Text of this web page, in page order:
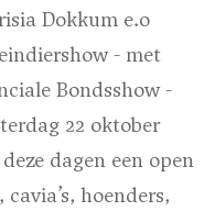
Dokkum e.o
- met
Bondsshow -
22 oktober
dagen een open
hoenders,